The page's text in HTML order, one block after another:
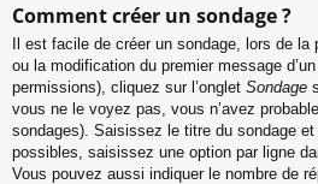
Comment créer un sondage ?
Il est facile de créer un sondage, lors de la
ou la modification du premier message
permissions), cliquez sur l’onglet Sondage
vous ne le voyez pas, vous n’avez
sondages). Saisissez le titre du sondage
possibles, saisissez une option par ligne
Vous pouvez aussi indiquer le nombre de